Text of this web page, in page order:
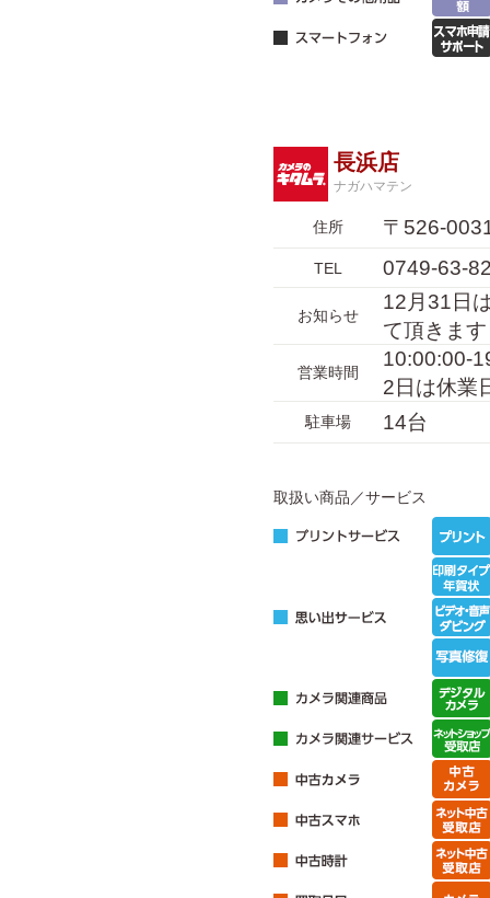
長浜店
ナガハマテン
住所 〒526-
TEL 0749-63-
お知らせ
12月31日
て頂きます
営業時間
10:00:00-
2日は休業
駐車場 14台
取扱い商品／サービス